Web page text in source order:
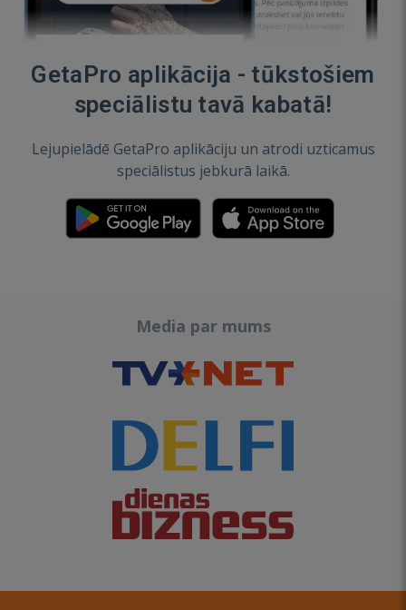
GetaPro aplikācija - tūkstošiem
speciālistu tavā kabatā!
Lejupielādē GetaPro aplikāciju un atrodi uzticamus
speciālistus jebkurā laikā.
Media par mums